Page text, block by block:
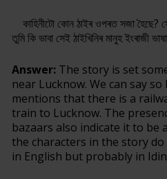
কাহিনীটো কোন ঠাইৰ ওপৰত সজা হৈছে?
তুমি কি ভাবা সেই ঠাইখিনিৰ মানুহ ইংৰাজী
Answer: The story is set
near Lucknow. We can say
mentions that there is a
train to Lucknow. The
bazaars also indicate it to be
the characters in the story
in English but probably in